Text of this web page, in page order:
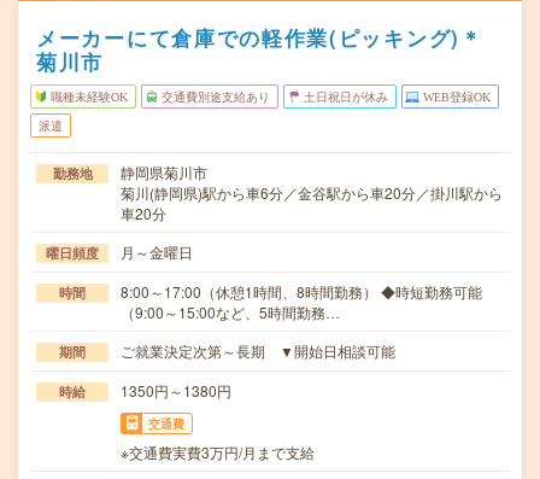
メーカーにて倉庫での軽作業(ピッキング)＊
菊川市
職種未経験OK 交通費別途支給あり 土日祝日が休み WEB登録OK
派遣
勤務地
静岡県菊川市
菊川(静岡県)駅から車6分／金谷駅から車20分／掛川駅から
車20分
曜日頻度 月～金曜日
時間
8:00～17:00（休憩1時間、8時間勤務） ◆時短勤務可能
（9:00～15:00など、5時間勤務…
期間 ご就業決定次第～長期 ▼開始日相談可能
時給 1350円～1380円
交通費
※交通費実費3万円/月まで支給